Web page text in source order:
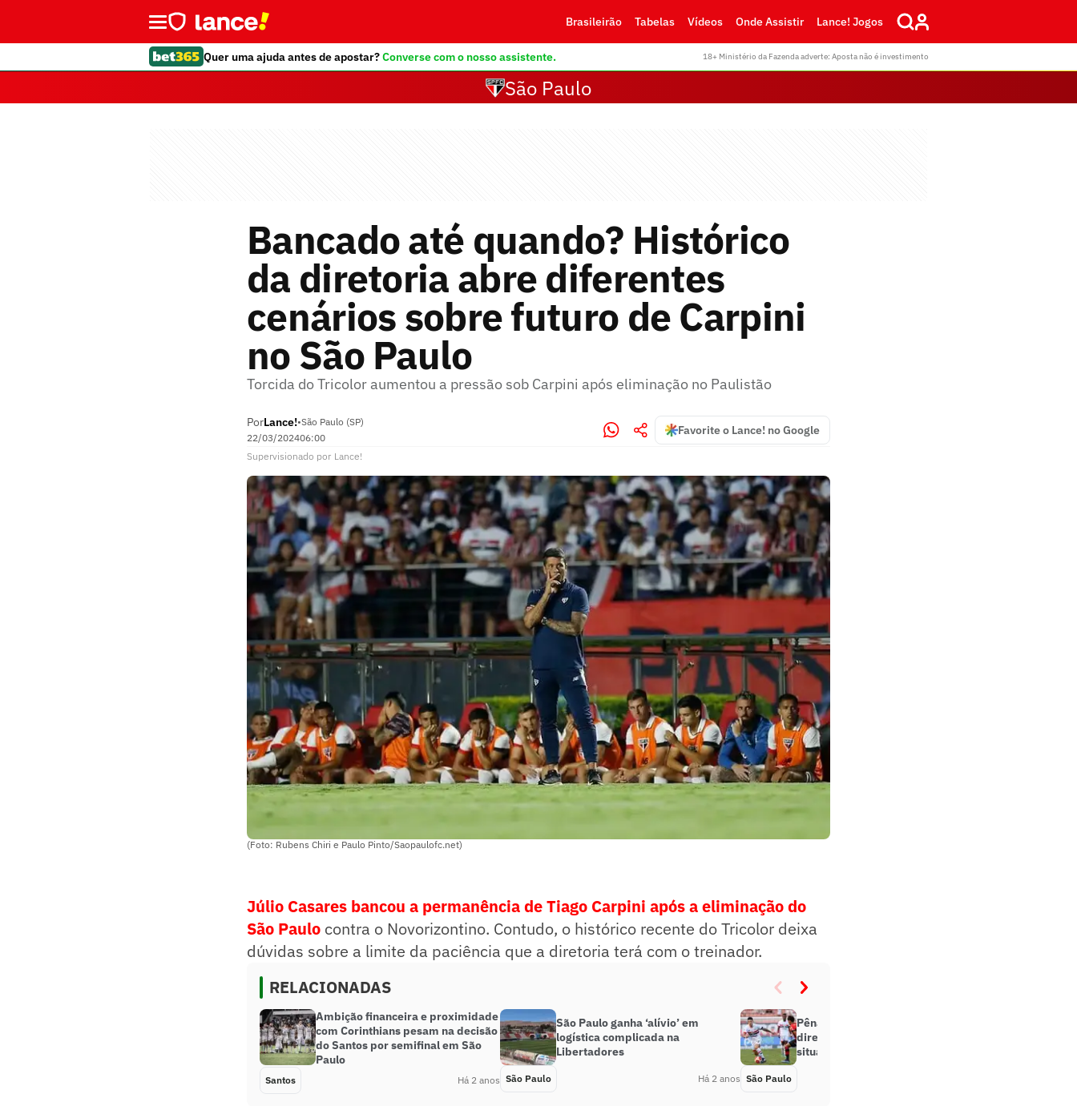
Brasileirão Tabelas Vídeos Onde Assistir Lance! Jogos
Quer uma ajuda antes de apostar?Converse com o nosso assistente. 18+ Ministério da Fazenda adverte: Aposta não é investimento
São Paulo
Bancado até quando? Histórico
da diretoria abre diferentes
cenários sobre futuro de Carpini
no São Paulo
Torcida do Tricolor aumentou a pressão sob Carpini após eliminação no Paulistão
PorLance!•São Paulo (SP)
22/03/202406:00
Favorite o Lance! no Google
Supervisionado por Lance!
(Foto: Rubens Chiri e Paulo Pinto/Saopaulofc.net)
Júlio Casares bancou a permanência de Tiago Carpini após a eliminação do
São Paulo contra o Novorizontino. Contudo, o histórico recente do Tricolor deixa
dúvidas sobre a limite da paciência que a diretoria terá com o treinador.
RELACIONADAS
Ambição financeira e proximidade
com Corinthians pesam na decisão
do Santos por semifinal em São
Paulo
Santos Há 2 anos
São Paulo ganha ‘alívio’ em
logística complicada na
Libertadores
São Paulo Há 2 anos
Pênalti e reserva: saiba como a
direção do São Paulo trata a
situação de James Rodríguez
São Paulo